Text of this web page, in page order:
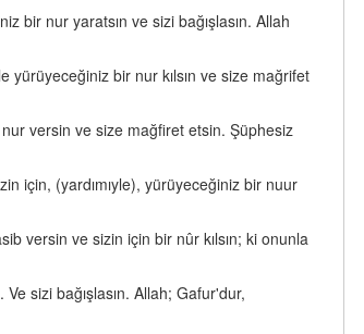
bir nur yaratsın ve sizi bağışlasın. Allah
yürüyeceğiniz bir nur kılsın ve size mağrifet
nur versin ve size mağfiret etsin. Şüphesiz
için, (yardımıyle), yürüyeceğiniz bir nuur
versin ve sizin için bir nûr kılsın; ki onunla
sizi bağışlasın. Allah; Gafur'dur,